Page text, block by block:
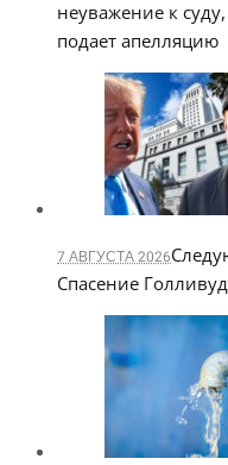
неуважение к
подает апелляцию
7 АВГУСТА 2026
Спасение